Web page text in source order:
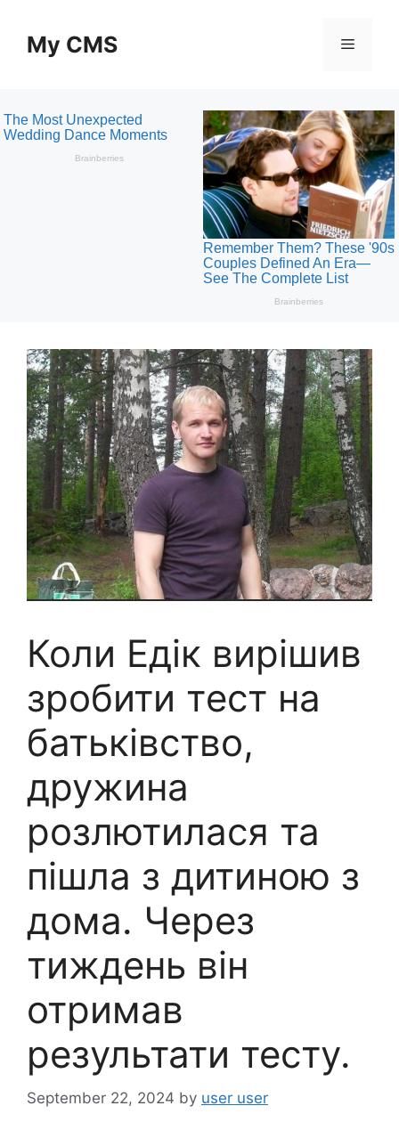
contentMy CMS Menu
Коли Едік вирішив
зpобити тecт на
батькiвство,
дружина
poзлютилася та
пiшла з дитиною з
дома. Через
тиждень він
отpимав
результати теcту.
September 22, 2024 by user user